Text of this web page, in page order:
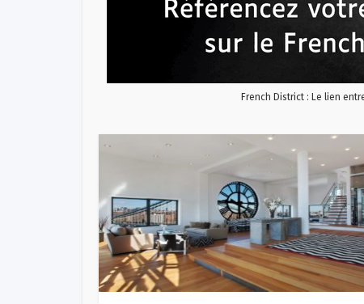
French District : Le lien